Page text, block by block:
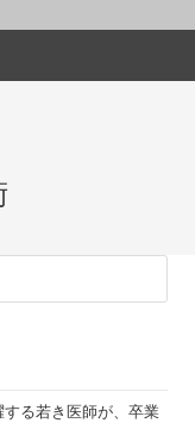
する若き医師が、卒業